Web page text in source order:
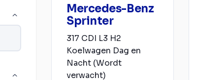
Mercedes-Benz
Sprinter
317 CDI L3 H2
Koelwagen Dag en
Nacht (Wordt
verwacht)